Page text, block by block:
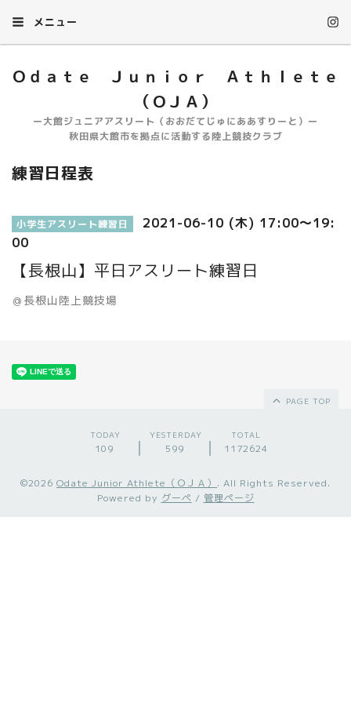
メニュー
Ｏｄａｔｅ Ｊｕｎｉｏｒ Ａｔｈｌｅｔｅ
（ＯＪＡ）
ー大館ジュニアアスリート（おおだてじゅにああすりーと）ー
秋田県大館市を拠点に活動する陸上競技クラブ
練習日程表
小学生アスリート練習日
2021-06-10 (木) 17:00～19:
00
【長根山】平日アスリート練習日
＠長根山陸上競技場
PAGE TOP
TODAY
109
YESTERDAY
599
TOTAL
1172624
©2026 Odate Junior Athlete（ＯＪＡ） . All Rights Reserved.
Powered by グーペ / 管理ページ